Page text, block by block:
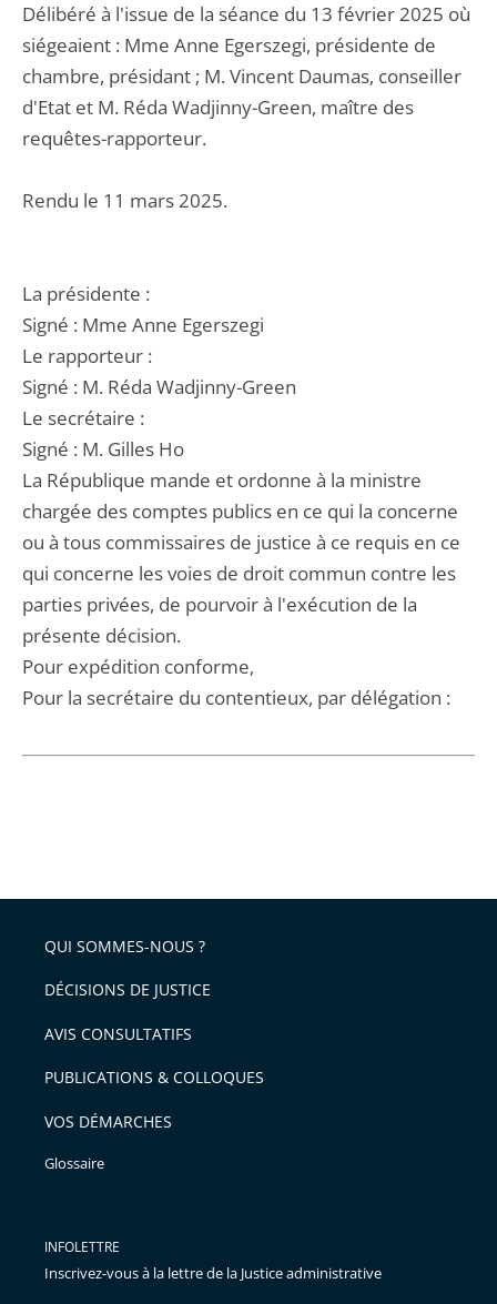
Délibéré à l'issue de la séance du 13 février 2025 où
siégeaient : Mme Anne Egerszegi, présidente de
chambre, présidant ; M. Vincent Daumas, conseiller
d'Etat et M. Réda Wadjinny-Green, maître des
requêtes-rapporteur.
Rendu le 11 mars 2025.
La présidente :
Signé : Mme Anne Egerszegi
Le rapporteur :
Signé : M. Réda Wadjinny-Green
Le secrétaire :
Signé : M. Gilles Ho
La République mande et ordonne à la ministre
chargée des comptes publics en ce qui la concerne
ou à tous commissaires de justice à ce requis en ce
qui concerne les voies de droit commun contre les
parties privées, de pourvoir à l'exécution de la
présente décision.
Pour expédition conforme,
Pour la secrétaire du contentieux, par délégation :
QUI SOMMES-NOUS ?
DÉCISIONS DE JUSTICE
AVIS CONSULTATIFS
PUBLICATIONS & COLLOQUES
VOS DÉMARCHES
Glossaire
INFOLETTRE
Inscrivez-vous à la lettre de la Justice administrative